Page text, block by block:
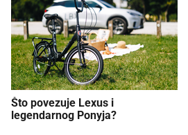
Što povezuje Lexus i
legendarnog Ponyja?